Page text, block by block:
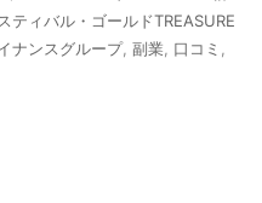
ティバル・ゴールドTREASURE
ナンスグループ, 副業 口コミ